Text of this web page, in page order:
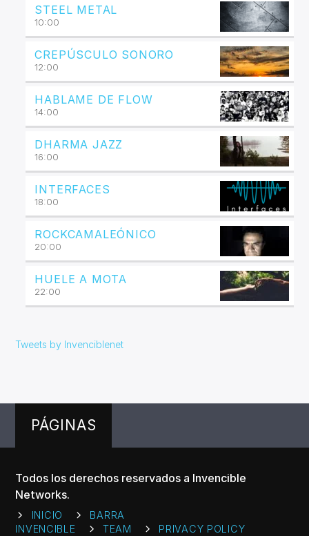
STEEL METAL
10:00
CREPÚSCULO SONORO
12:00
HABLAME DE FLOW
14:00
DHARMA JAZZ
16:00
INTERFACES
18:00
ROCKCAMALEÓNICO
20:00
HUELE A MOTA
22:00
Tweets by Invenciblenet
PÁGINAS
Todos los derechos reservados a Invencible
Networks.
INICIO
BARRA
INVENCIBLE
TEAM PRIVACY POLICY